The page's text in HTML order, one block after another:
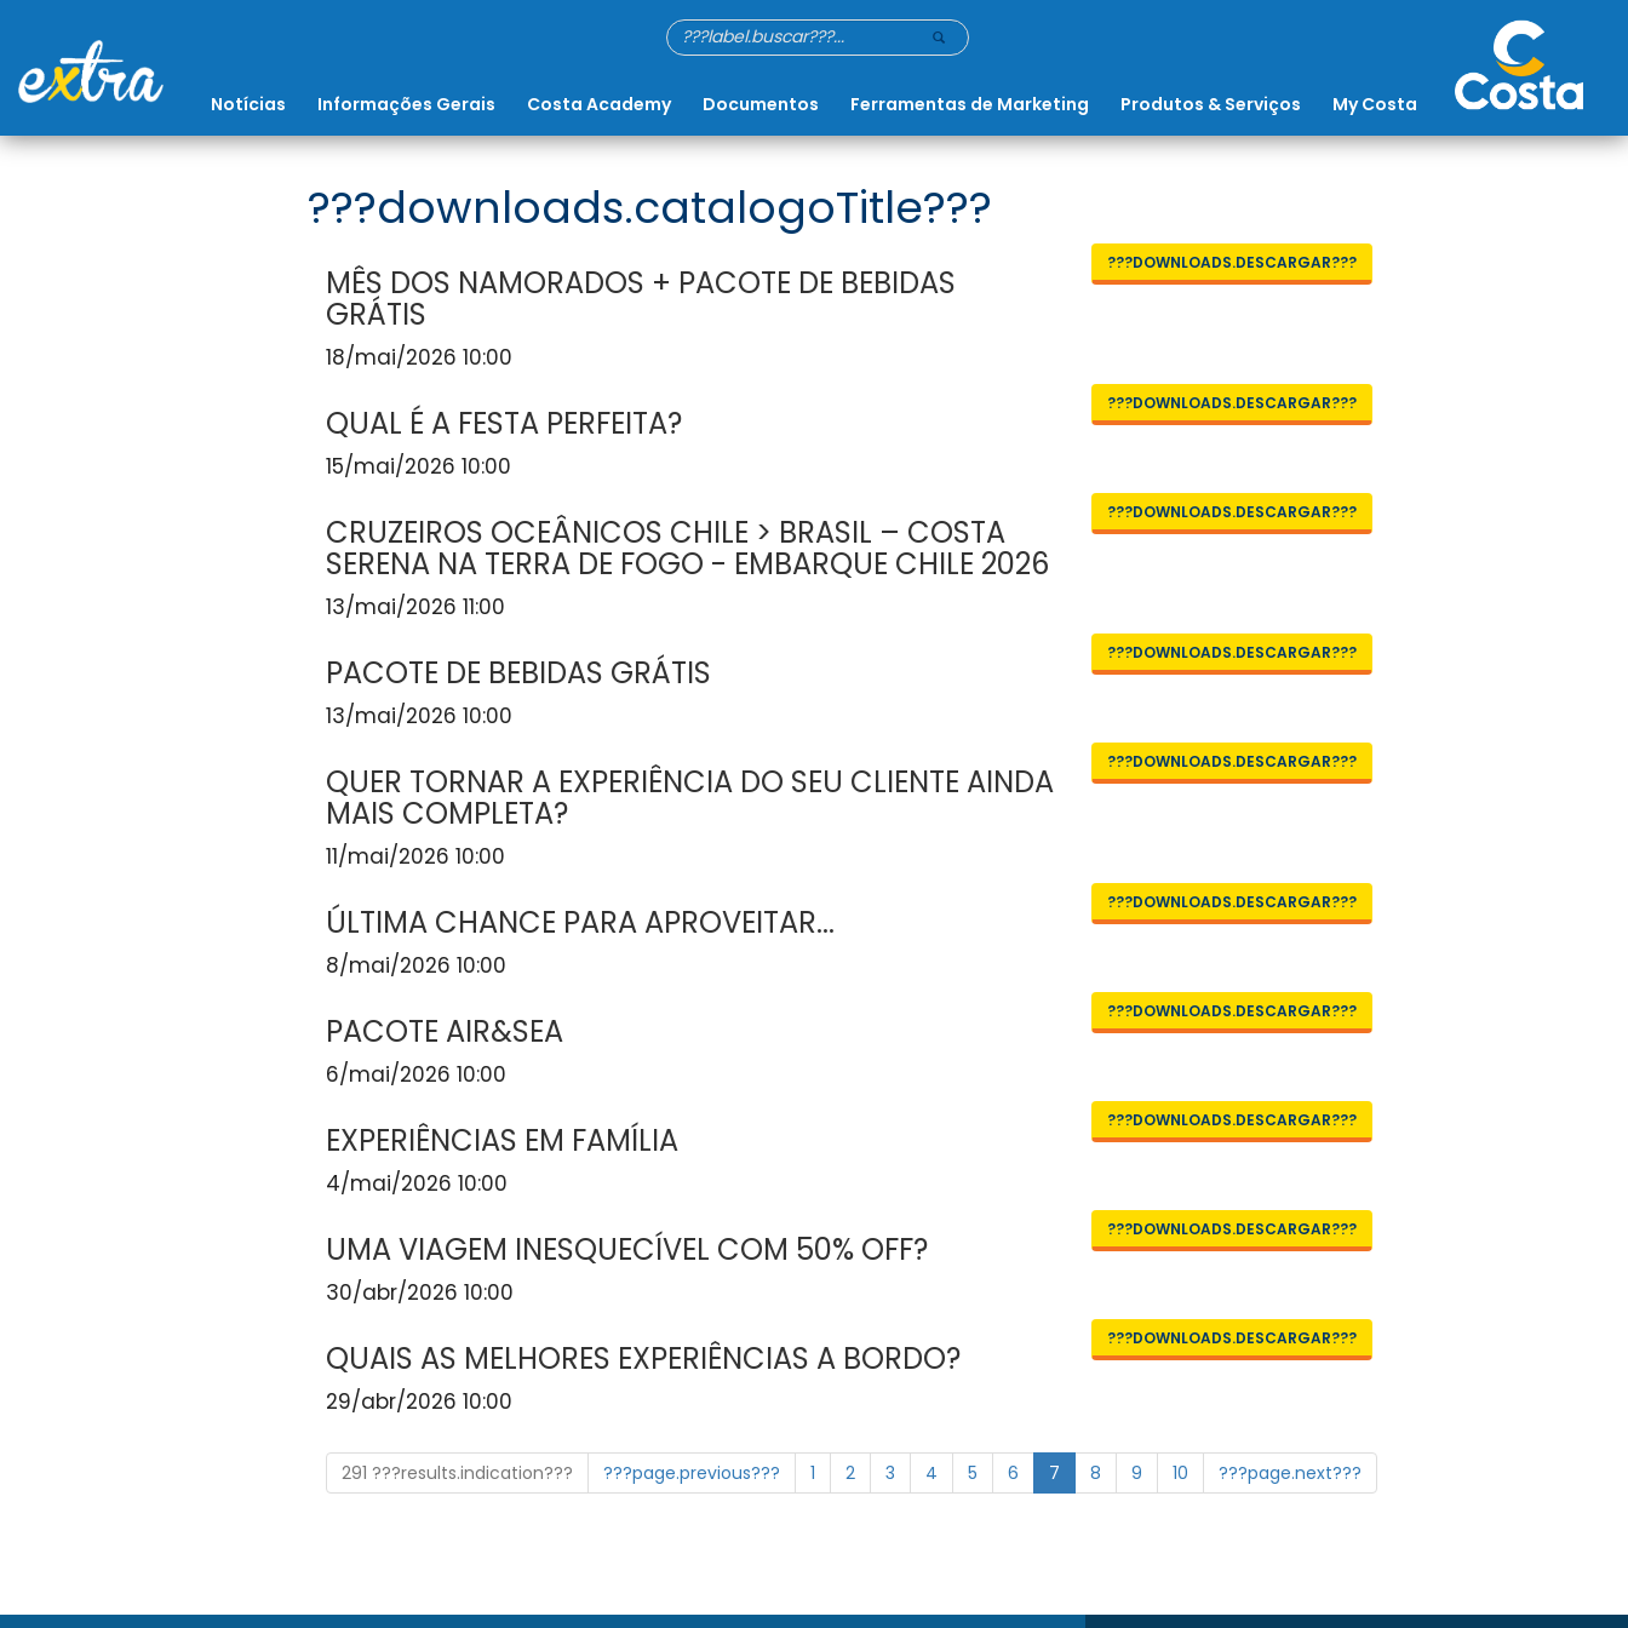
Notícias Informações Gerais Costa Academy Documentos Ferramentas de Marketing Produtos & Serviços My Costa
???downloads.catalogoTitle???
MÊS DOS NAMORADOS + PACOTE DE BEBIDAS
GRÁTIS
18/mai/2026 10:00
???DOWNLOADS.DESCARGAR???
QUAL É A FESTA PERFEITA?
15/mai/2026 10:00
???DOWNLOADS.DESCARGAR???
CRUZEIROS OCEÂNICOS CHILE > BRASIL – COSTA
SERENA NA TERRA DE FOGO - EMBARQUE CHILE 2026
13/mai/2026 11:00
???DOWNLOADS.DESCARGAR???
PACOTE DE BEBIDAS GRÁTIS
13/mai/2026 10:00
???DOWNLOADS.DESCARGAR???
QUER TORNAR A EXPERIÊNCIA DO SEU CLIENTE AINDA
MAIS COMPLETA?
11/mai/2026 10:00
???DOWNLOADS.DESCARGAR???
ÚLTIMA CHANCE PARA APROVEITAR...
8/mai/2026 10:00
???DOWNLOADS.DESCARGAR???
PACOTE AIR&SEA
6/mai/2026 10:00
???DOWNLOADS.DESCARGAR???
EXPERIÊNCIAS EM FAMÍLIA
4/mai/2026 10:00
???DOWNLOADS.DESCARGAR???
UMA VIAGEM INESQUECÍVEL COM 50% OFF?
30/abr/2026 10:00
???DOWNLOADS.DESCARGAR???
QUAIS AS MELHORES EXPERIÊNCIAS A BORDO?
29/abr/2026 10:00
???DOWNLOADS.DESCARGAR???
291 ???results.indication??? ???page.previous??? 1 2 3 4 5 6 7 8 9 10 ???page.next???